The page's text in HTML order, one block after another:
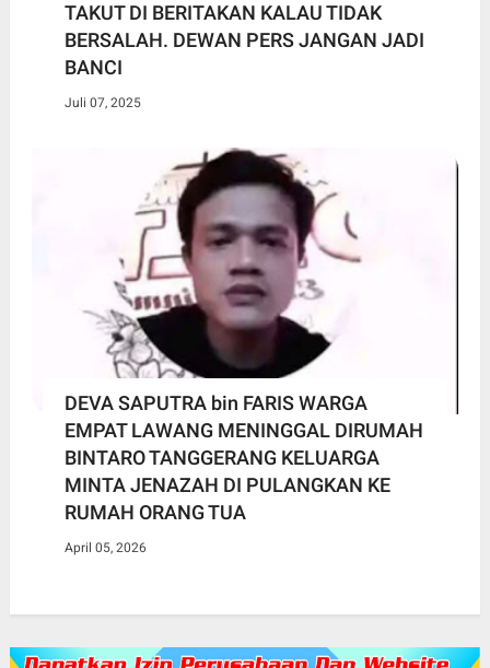
TAKUT DI BERITAKAN KALAU TIDAK
BERSALAH. DEWAN PERS JANGAN JADI
BANCI
Juli 07, 2025
DEVA SAPUTRA bin FARIS WARGA
EMPAT LAWANG MENINGGAL DIRUMAH
BINTARO TANGGERANG KELUARGA
MINTA JENAZAH DI PULANGKAN KE
RUMAH ORANG TUA
April 05, 2026